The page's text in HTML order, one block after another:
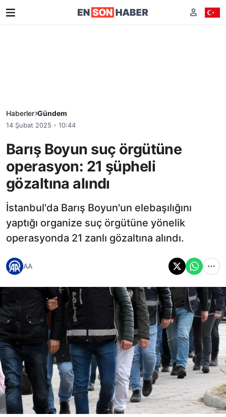
Haberler Gündem
14 Şubat 2025 - 10:44
Barış Boyun suç örgütüne
operasyon: 21 şüpheli
gözaltına alındı
İstanbul'da Barış Boyun'un elebaşılığını
yaptığı organize suç örgütüne yönelik
operasyonda 21 zanlı gözaltına alındı.
AA